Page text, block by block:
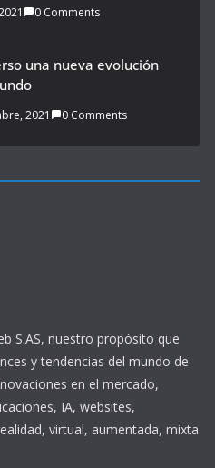
0 Comments
una nueva evolución
2021 0 Comments
S.AS, nuestro propósito que
y tendencias del mundo de
en el mercado,
IA, websites,
virtual, aumentada, mixta